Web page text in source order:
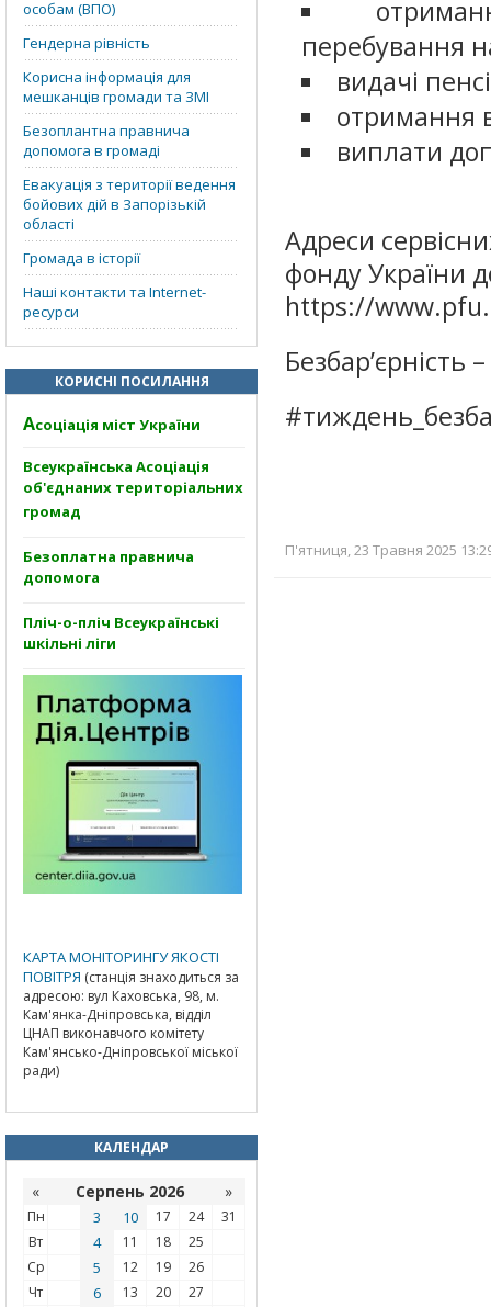
особам (ВПО)
Гендерна рівність
Корисна інформація для
мешканців громади та ЗМІ
Безоплантна правнича
допомога в громаді
Евакуація з території ведення
бойових дій в Запорізькій
області
Громада в історії
Наші контакти та Internet-
ресурси
КОРИСНІ ПОСИЛАННЯ
Асоціація міст України
Всеукраїнська Асоціація
об'єднаних територіальних
громад
Безоплатна правнича
допомога
Пліч-о-пліч Всеукраїнські
шкільні ліги
КАРТА МОНІТОРИНГУ ЯКОСТІ
ПОВІТРЯ (станція знаходиться за
адресою: вул Каховська, 98, м.
Кам'янка-Дніпровська, відділ
ЦНАП виконавчого комітету
Кам'янсько-Дніпровської міської
ради)
КАЛЕНДАР
« Серпень 2026 »
Пн 3 10 17 24
31
Вт
4 11 18
25
Ср
5 12 19
26
Чт
6 13 20
27
перебування
видачі
отримання
виплати
Адреси
фонду України
https://
П'ятниця, 23 Травня 2025